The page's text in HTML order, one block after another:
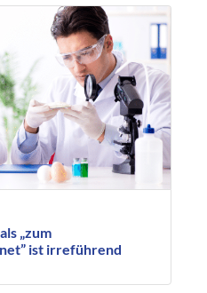
„zum
ist irreführend